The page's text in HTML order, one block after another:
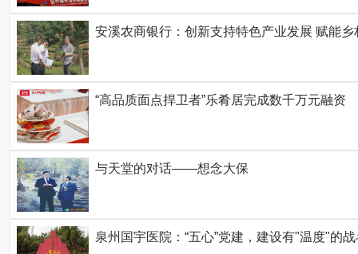
安溪农商银行：创新支持特色产业发展 赋能乡
“高品质面点捍卫者”乐肴居完成数千万元融资
与天堂的对话——想念大保
泉州国宇医院：“五心”党建，建设有"温度"的